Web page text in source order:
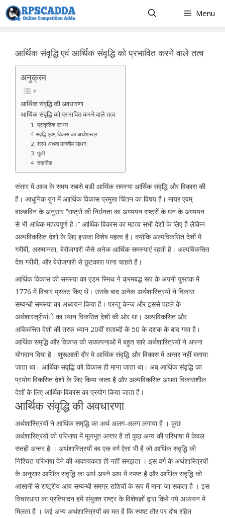
Skip
to
Menu
आर्थिक संवृद्धि एवं आर्थिक संवृद्धि को प्रभावित करने वाले तत्व
अनुक्रम
आर्थिक संवृद्धि की अवधारणा
आर्थिक संवृद्धि को प्रभावित करने वाले तत्व
1. प्राकृतिक साधन
4 संवृद्धि एवम् विकास का अर्थशास्त्र
2. श्रम अथवा मानवीय साधन
3. पूंजी
4. तकनीक
संसार में आज के समय सबसे बडी आर्थिक समस्या आर्थिक संवृद्धि और विकास की
है। आधुनिक युग में आार्थिक विकास प्रमुख चिंतन का विषय है। मायर एवम्
बाल्डविन के अनुसार ‘‘राष्ट्रों की निर्धनता का अध्ययन राष्ट्रों के धन के अध्ययन
से भी अधिक महत्वपूर्ण है।’’ आर्थिक विकास का महत्व सभी देशों के लिए है लेकिन
अल्पविकसित देशों के लिए इसका विशेष महत्व है। क्योकि अल्पविकसित देशों में
गरीबी, असमानता, बेरोजगारी जैसे अनेक आर्थिक समस्याएं रहती है। अल्पविकसित
देश गरीबी, और बेरोजगारी से छुटकारा पाना चाहते है।
आर्थिक विकास की समस्या का एडम स्मिथ ने क्रमबद्ध रूप के अपनी पुस्तक में
1776 में विचार प्रकट किए थें। उसके बाद अनेक अर्थशास्त्रियों ने विकास
सम्वन्धी समस्या का अध्ययन किया है। परन्तु केन्ज और इससे पहले के
अर्थशास्त्रीयांे का ध्यान विकसित देशों की ओर था। अल्पविकसित और
अविकसित देशो की तरफ ध्यान 20वीं शताब्दी के 50 के दशक के बाद गया है।
आर्थिक समृद्धि औंर विकास की सकल्पनाओं में बहुत सारे अर्थशास्त्रियों ने अपना
योगदान दिया है। शुरूआती दौर मे आर्थिक संवृद्धि और विकास में अन्तर नहीं बताया
जाता था। आर्थिक संवृद्धि को विकास ही माना जाता था। अब आर्थिक संवृद्धि का
प्रयोग विकसित देशों के लिए किया जाता है और अल्पविकसित अथवा विकासशील
देशों के लिए आर्थिक विकास का प्रयोग किया जाता है।
आर्थिक संवृद्धि की अवधारणा
अर्थशास्त्रियों ने आर्थिक समृद्धि का अर्थ अलग-अलग लगाया है । कुछ
अर्थशास्त्रियों की परिभाषा में मूलभूत अन्तर है तो कुछ अन्य की परिभाषा में केवल
सतही अन्तर है । अर्थशास्त्रियों का एक वर्ग ऐसा भी है जो आर्थिक सवृद्धि की
निश्चित परिभाषा देने की आवश्यकता ही नहीं समझता । इस वर्ग के अर्थशास्त्रियों
के अनुसार आर्थिक सवृद्धि का अर्थ अपने आप में स्पष्ट है और आर्थिक सवृद्धि को
आसानी से राष्ट्रीय आय सम्बन्धी समग्र राशियों के रूप में माना जा सकता है । इस
विचारधारा का प्रतिपादन हमें संयुक्त राष्ट्र के विशेषज्ञों द्वारा किये गये अध्ययन में
मिलता है । कई अन्य अर्थशास्त्रियों का मत है कि स्पष्ट तौर पर दोष रहित